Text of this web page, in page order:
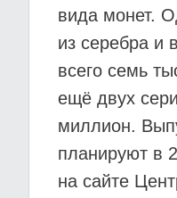
вида монет.
из серебра и
всего семь
ещё двух
миллион.
планируют в
на сайте